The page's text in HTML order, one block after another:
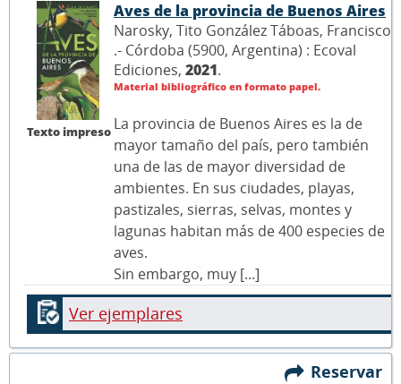
Texto impreso
Aves de la provincia de Buenos Aires
Narosky, Tito González Táboas, Francisco
.- Córdoba (5900, Argentina) : Ecoval
Ediciones, 2021.
Material bibliográfico en formato papel.
La provincia de Buenos Aires es la de
mayor tamaño del país, pero también
una de las de mayor diversidad de
ambientes. En sus ciudades, playas,
pastizales, sierras, selvas, montes y
lagunas habitan más de 400 especies de
aves.
Sin embargo, muy [...]
Ver ejemplares
Reservar